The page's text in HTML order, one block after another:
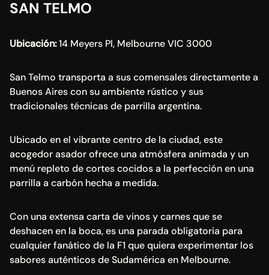
SAN TELMO
Ubicación: 14 Meyers Pl, Melbourne VIC 3000
San Telmo transporta a sus comensales directamente a
Buenos Aires con su ambiente rústico y sus
tradicionales técnicas de parrilla argentina.
Ubicado en el vibrante centro de la ciudad, este
acogedor asador ofrece una atmósfera animada y un
menú repleto de cortes cocidos a la perfección en una
parrilla a carbón hecha a medida.
Con una extensa carta de vinos y carnes que se
deshacen en la boca, es una parada obligatoria para
cualquier fanático de la F1 que quiera experimentar los
sabores auténticos de Sudamérica en Melbourne.